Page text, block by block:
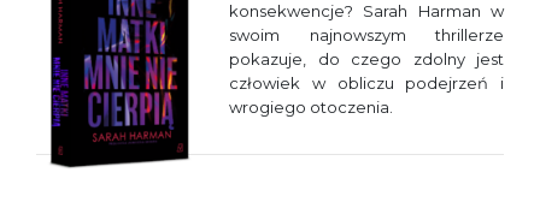
konsekwencje? Sarah Harman w
swoim najnowszym thrillerze
pokazuje, do czego zdolny jest
człowiek w obliczu podejrzeń i
wrogiego otoczenia.